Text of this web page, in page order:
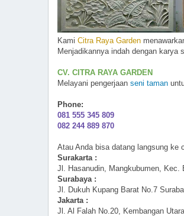
Kami Citra Raya Garden
Menjadikannya indah dengan karya
CV. CITRA RAYA GARDEN
Melayani pengerjaan seni taman
Phone:
081 555 345 809
082 244 889 870
Atau Anda bisa datang langsung ke
Surakarta :
Jl. Hasanudin, Mangkubumen, Kec.
Surabaya :
Jl. Dukuh Kupang Barat No.7
Jakarta :
Jl. Al Falah No.20, Kembangan